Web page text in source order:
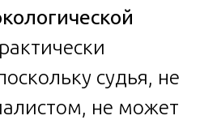
судья, не
не может